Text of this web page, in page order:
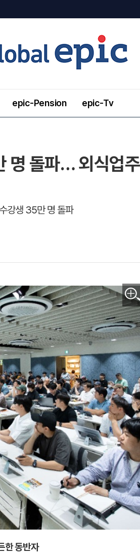
epic-Pension epic-Tv
명 돌파… 외식업
강생 35만 명 돌파
이미지 확대보기
한 동반자